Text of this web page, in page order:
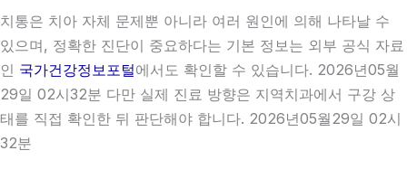
치통은 치아 자체 문제뿐 아니라 여러 원인에 의해 나타날 수
있으며, 정확한 진단이 중요하다는 기본 정보는 외부 공식 자료
인 국가건강정보포털에서도 확인할 수 있습니다. 2026년05월
29일 02시32분 다만 실제 진료 방향은 지역치과에서 구강 상
태를 직접 확인한 뒤 판단해야 합니다. 2026년05월29일 02시
32분